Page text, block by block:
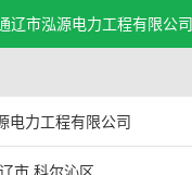
辽市泓源电力工程有限公司
力工程有限公司